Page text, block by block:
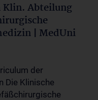
Klin. Abteilung
| MedUni
der
Die Klinische